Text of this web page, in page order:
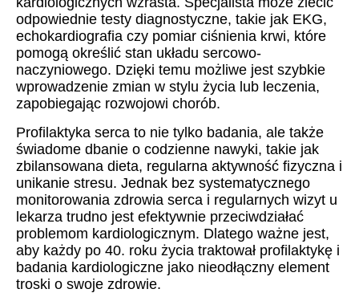
odpowiednie testy diagnostyczne, takie jak EKG,
echokardiografia czy pomiar ciśnienia krwi, które
pomogą określić stan układu sercowo-
naczyniowego. Dzięki temu możliwe jest szybkie
wprowadzenie zmian w stylu życia lub leczenia,
zapobiegając rozwojowi chorób.
Profilaktyka serca to nie tylko badania, ale także
świadome dbanie o codzienne nawyki, takie jak
zbilansowana dieta, regularna aktywność fizyczna i
unikanie stresu. Jednak bez systematycznego
monitorowania zdrowia serca i regularnych wizyt u
lekarza trudno jest efektywnie przeciwdziałać
problemom kardiologicznym. Dlatego ważne jest,
aby każdy po 40. roku życia traktował profilaktykę i
badania kardiologiczne jako nieodłączny element
troski o swoje zdrowie.